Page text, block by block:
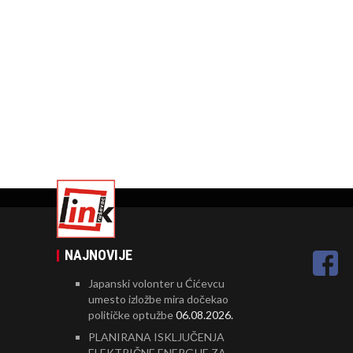
NAJNOVIJE
Japanski volonter u Ćićevcu
umesto izložbe mira dočekao
političke optužbe06.08.2026.
PLANIRANA ISKLJUČENJA